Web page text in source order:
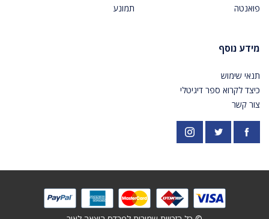
פואנטה
תמונע
מידע נוסף
תנאי שימוש
כיצד לקרוא ספר דיגיטלי
צור קשר
פייסבוק https://twitter.com/PardesPublish
אינסטגרם